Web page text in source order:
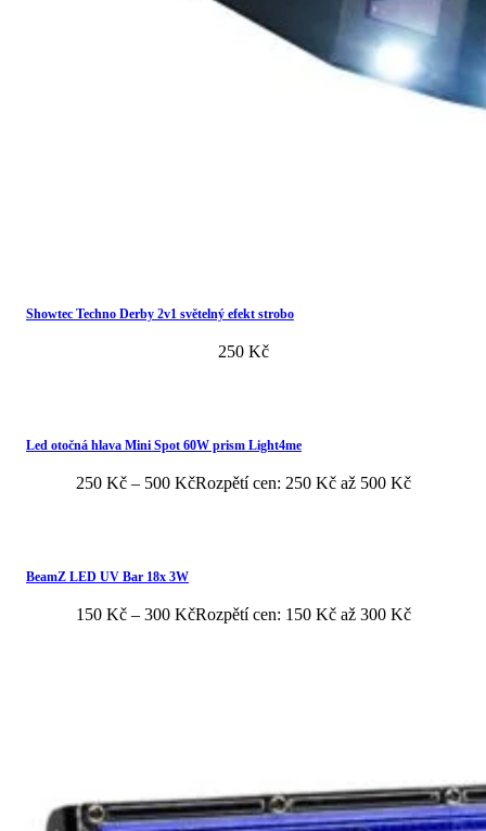
Showtec Techno Derby 2v1 světelný efekt strobo
250 Kč
Led otočná hlava Mini Spot 60W prism Light4me
250 Kč – 500 KčRozpětí cen: 250 Kč až 500 Kč
BeamZ LED UV Bar 18x 3W
150 Kč – 300 KčRozpětí cen: 150 Kč až 300 Kč